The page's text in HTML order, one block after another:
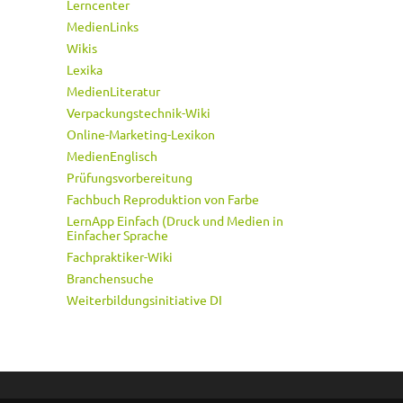
Lerncenter
MedienLinks
Wikis
Lexika
MedienLiteratur
Verpackungstechnik-Wiki
Online-Marketing-Lexikon
MedienEnglisch
Prüfungsvorbereitung
Fachbuch Reproduktion von Farbe
LernApp Einfach (Druck und Medien in
Einfacher Sprache
Fachpraktiker-Wiki
Branchensuche
Weiterbildungsinitiative DI